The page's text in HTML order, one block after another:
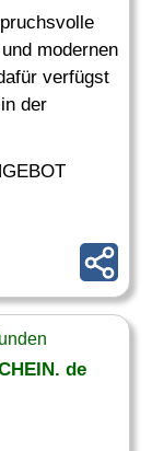
modernen
verfügst
der
de